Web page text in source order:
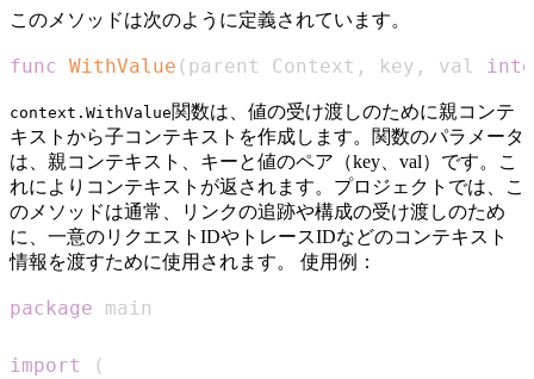
このメソッドは次のように定義されています。
func WithValue ( parent Context , key , val
context.WithValue関数は、値の受け渡しのために親コンテ
キストから子コンテキストを作成します。関数のパラメータ
は、親コンテキスト、キーと値のペア（key、val）です。こ
れによりコンテキストが返されます。プロジェクトでは、こ
のメソッドは通常、リンクの追跡や構成の受け渡しのため
に、一意のリクエストIDやトレースIDなどのコンテキスト
情報を渡すために使用されます。 使用例：
package
import
(